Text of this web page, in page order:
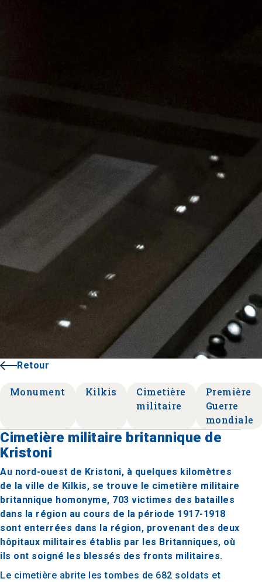
Retour
Monument Kilkis
Cimetière
militaire
Première
Guerre
mondiale
Cimetière militaire britannique de
Kristoni
Au nord-ouest de Kristoni, à quelques kilomètres
de la ville de Kilkis, se trouve le cimetière militaire
britannique homonyme, 703 victimes des batailles
dans la région au cours de la période 1917-1918
sont enterrées dans la région, provenant des deux
hôpitaux militaires établis par les Britanniques, où
ils ont soigné les blessés des fronts militaires.
Le cimetière abrite les tombes de 682 soldats et